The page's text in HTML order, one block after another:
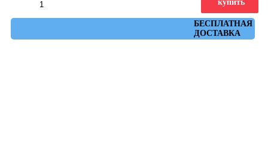
БЕСПЛАТНАЯ
ДОСТАВКА
купить